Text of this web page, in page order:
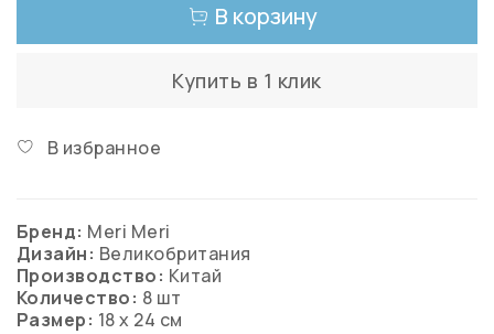
В корзину
Купить в 1 клик
В избранное
Бренд: Meri Meri
Дизайн: Великобритания
Производство: Китай
Количество: 8 шт
Размер: 18 х 24 см